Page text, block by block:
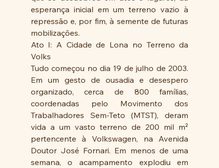
esperança inicial em um terreno vazio à
repressão e, por fim, à semente de futuras
mobilizações.
Ato I: A Cidade de Lona no Terreno da
Volks
Tudo começou no dia 19 de julho de 2003.
Em um gesto de ousadia e desespero
organizado, cerca de 800 famílias,
coordenadas pelo Movimento dos
Trabalhadores Sem-Teto (MTST), deram
vida a um vasto terreno de 200 mil m²
pertencente à Volkswagen, na Avenida
Doutor José Fornari. Em menos de uma
semana, o acampamento explodiu em